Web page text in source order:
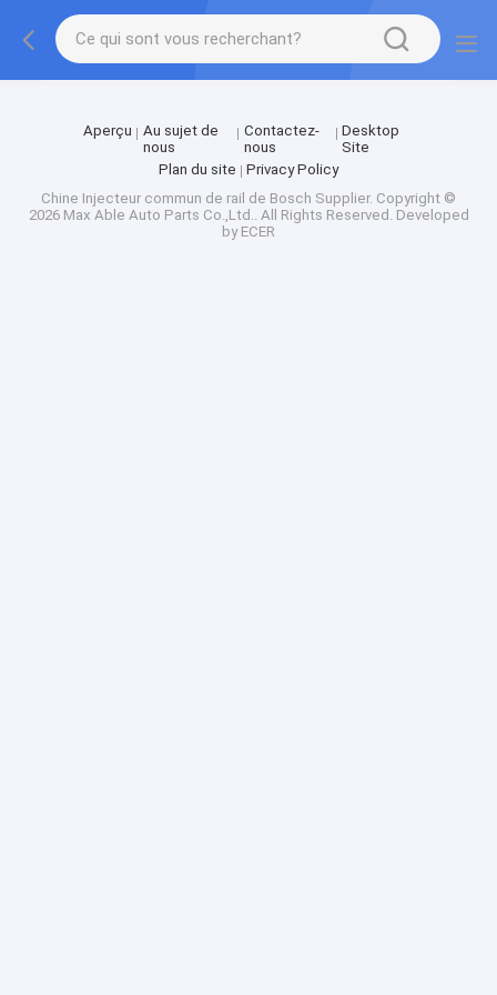
Factory Tour
Aperçu
Au sujet de
nous
Contactez-
nous
Desktop
Site
Plan du site
Privacy Policy
Chine Injecteur commun de rail de Bosch Supplier. Copyright ©
2026 Max Able Auto Parts Co.,Ltd.. All Rights Reserved. Developed
by ECER